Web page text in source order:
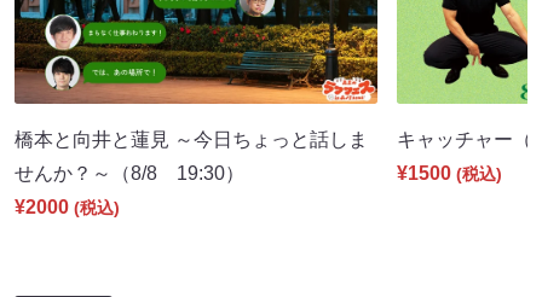
橋本と向井と蓮見 ～今日ちょっと話しま
せんか？～（8/8 19:30）
¥2000 (税込)
キャッチャー
¥1500 (税込)